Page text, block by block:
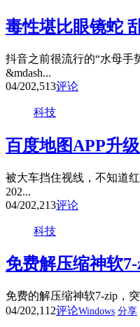
毒性堪比眼镜蛇
抖音之前很流行的“水母手
&mdash...
04/202,513评论
科技
百度地图APP升
被大车挡住视线，不知道
202...
04/202,213评论
科技
免费解压缩神软
免费的解压缩神软7-zip，
04/202,112评论Windows 分享